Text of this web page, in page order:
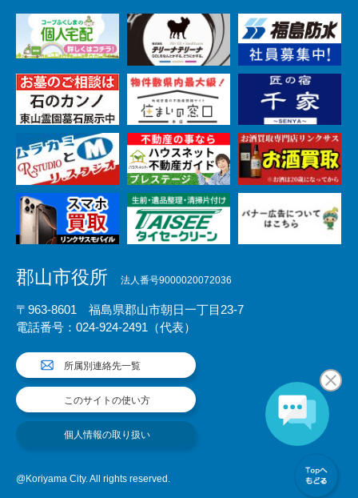
郡山市役所 法人番号9000020072036
〒963-8601 福島県郡山市朝日一丁目23-7
電話番号：024-924-2491（代表）
所属別連絡先一覧
このサイトの使い方
個人情報の取り扱い
@Koriyama City. All rights reserved.